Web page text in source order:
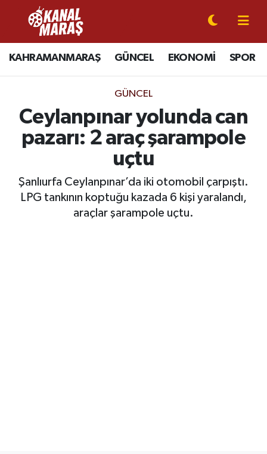
KAHRAMANMARAŞ GÜNCEL EKONOMİ SPOR
GÜNCEL
Ceylanpınar yolunda can
pazarı: 2 araç şarampole
uçtu
Şanlıurfa Ceylanpınar’da iki otomobil çarpıştı.
LPG tankının koptuğu kazada 6 kişi yaralandı,
araçlar şarampole uçtu.
CANLI YAYIN
KAHRAMANMARAŞ
SPOR
EKONOMİ
Kahramanmaraş Nöbetçi Eczaneler
Kahramanmaraş Hava Durumu
Kahramanmaraş Trafik Yoğunluk Haritası
Süper Lig Puan Durumu ve Fikstür
Tüm Manşetler